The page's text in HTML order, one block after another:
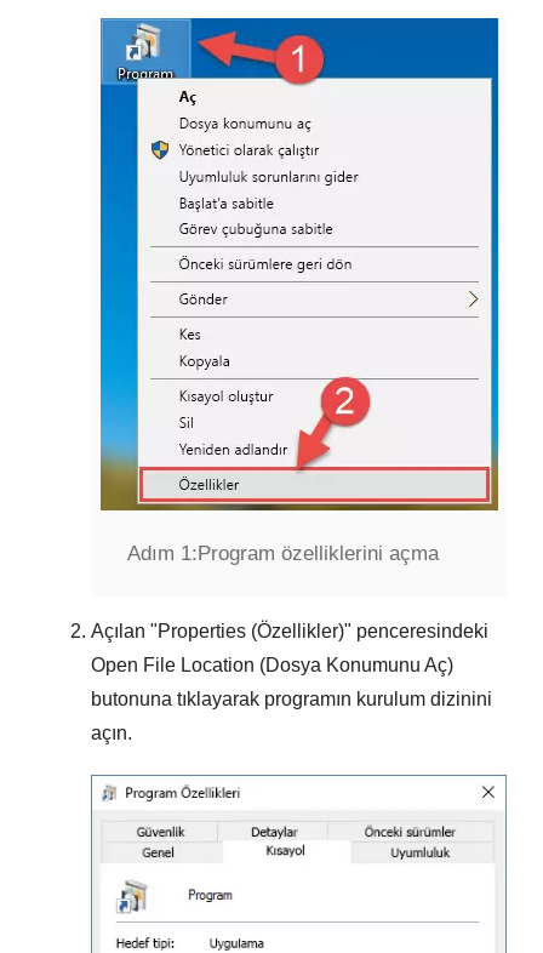
Adım 1:Program özelliklerini açma
Açılan "Properties (Özellikler)" penceresindeki
Open File Location (Dosya Konumunu Aç)
butonuna tıklayarak programın kurulum dizinini
açın.